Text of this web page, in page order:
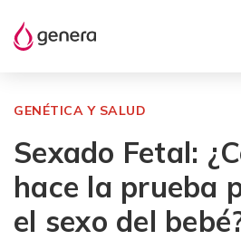
GENÉTICA Y SALUD
Sexado Fetal:
hace la prueba
el sexo del